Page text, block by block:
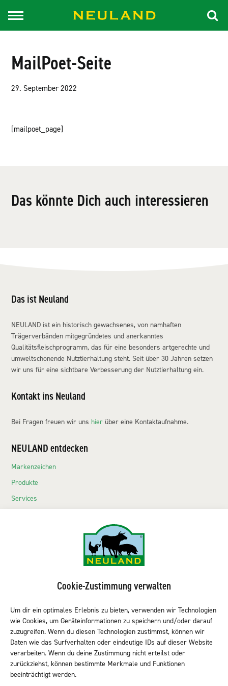
Cookie-Zustimmung verwalten
Um dir ein optimales Erlebnis zu bieten, verwenden wir Technologien
wie Cookies, um Geräteinformationen zu speichern und/oder darauf
zuzugreifen. Wenn du diesen Technologien zustimmst, können wir
Daten wie das Surfverhalten oder eindeutige IDs auf dieser Website
verarbeiten. Wenn du deine Zustimmung nicht erteilst oder
zurückziehst, können bestimmte Merkmale und Funktionen
beeinträchtigt werden.
MailPoet-Seite
29. September 2022
[mailpoet_page]
Das könnte Dich auch interessieren
Das ist Neuland
NEULAND ist ein historisch gewachsenes, von namhaften
Trägerverbänden mitgegründetes und anerkanntes
Qualitätsfleischprogramm, das für eine besonders artgerechte und
umweltschonende Nutztierhaltung steht. Seit über 30 Jahren setzen
wir uns für eine sichtbare Verbesserung der Nutztierhaltung ein.
Kontakt ins Neuland
Bei Fragen freuen wir uns hier über eine Kontaktaufnahme.
NEULAND entdecken
Markenzeichen
Produkte
Services
Sortiment Metzgereien
Sortiment Kantine & Gastro
NEULAND finden
Neuland folgen